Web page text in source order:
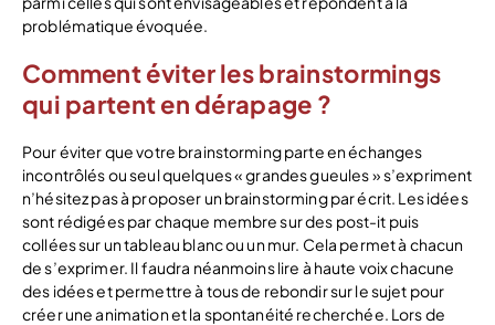
problématique évoquée.
Comment éviter les brainstormings
qui partent en dérapage ?
Pour éviter que votre brainstorming parte en échanges
incontrôlés ou seul quelques « grandes gueules » s’expriment
n’hésitez pas à proposer un brainstorming par écrit. Les idées
sont rédigées par chaque membre sur des post-it puis
collées sur un tableau blanc ou un mur. Cela permet à chacun
de s’exprimer. Il faudra néanmoins lire à haute voix chacune
des idées et permettre à tous de rebondir sur le sujet pour
créer une animation et la spontanéité recherchée. Lors de